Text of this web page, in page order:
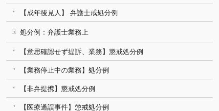
【成年後見人】 弁護士戒処分例
処分例：弁護士業務上
【意思確認せず提訴、業務】懲戒処分例
【業務停止中の業務】処分例
【非弁提携】懲戒処分例
【医療過誤事件】懲戒処分例